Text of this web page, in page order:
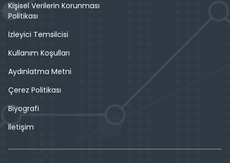
Kişisel Verilerin Korunması
Politikası
İzleyici Temsilcisi
Kullanım Koşulları
Aydınlatma Metni
Çerez Politikası
Biyografi
İletişim